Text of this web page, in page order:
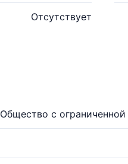
Отсутствует
Общество с